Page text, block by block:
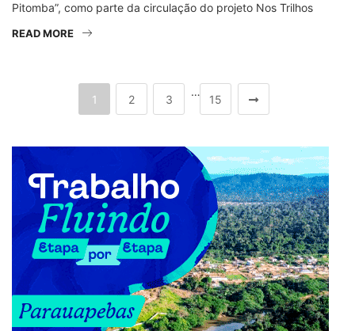
Pitomba”, como parte da circulação do projeto Nos Trilhos
READ MORE
1 2 3
…
15